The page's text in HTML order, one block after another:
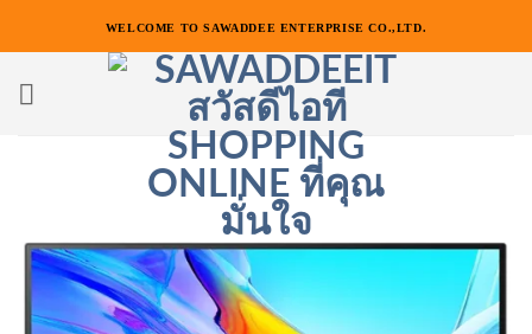
เนื้อหา
WELCOME TO SAWADDEE ENTERPRISE CO.,LTD.